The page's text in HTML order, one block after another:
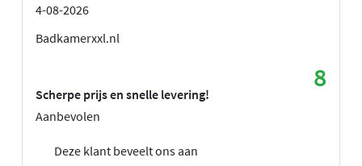
4-08-2026
Badkamerxxl.nl
8
Scherpe prijs en snelle levering!
Aanbevolen
Deze klant beveelt ons aan